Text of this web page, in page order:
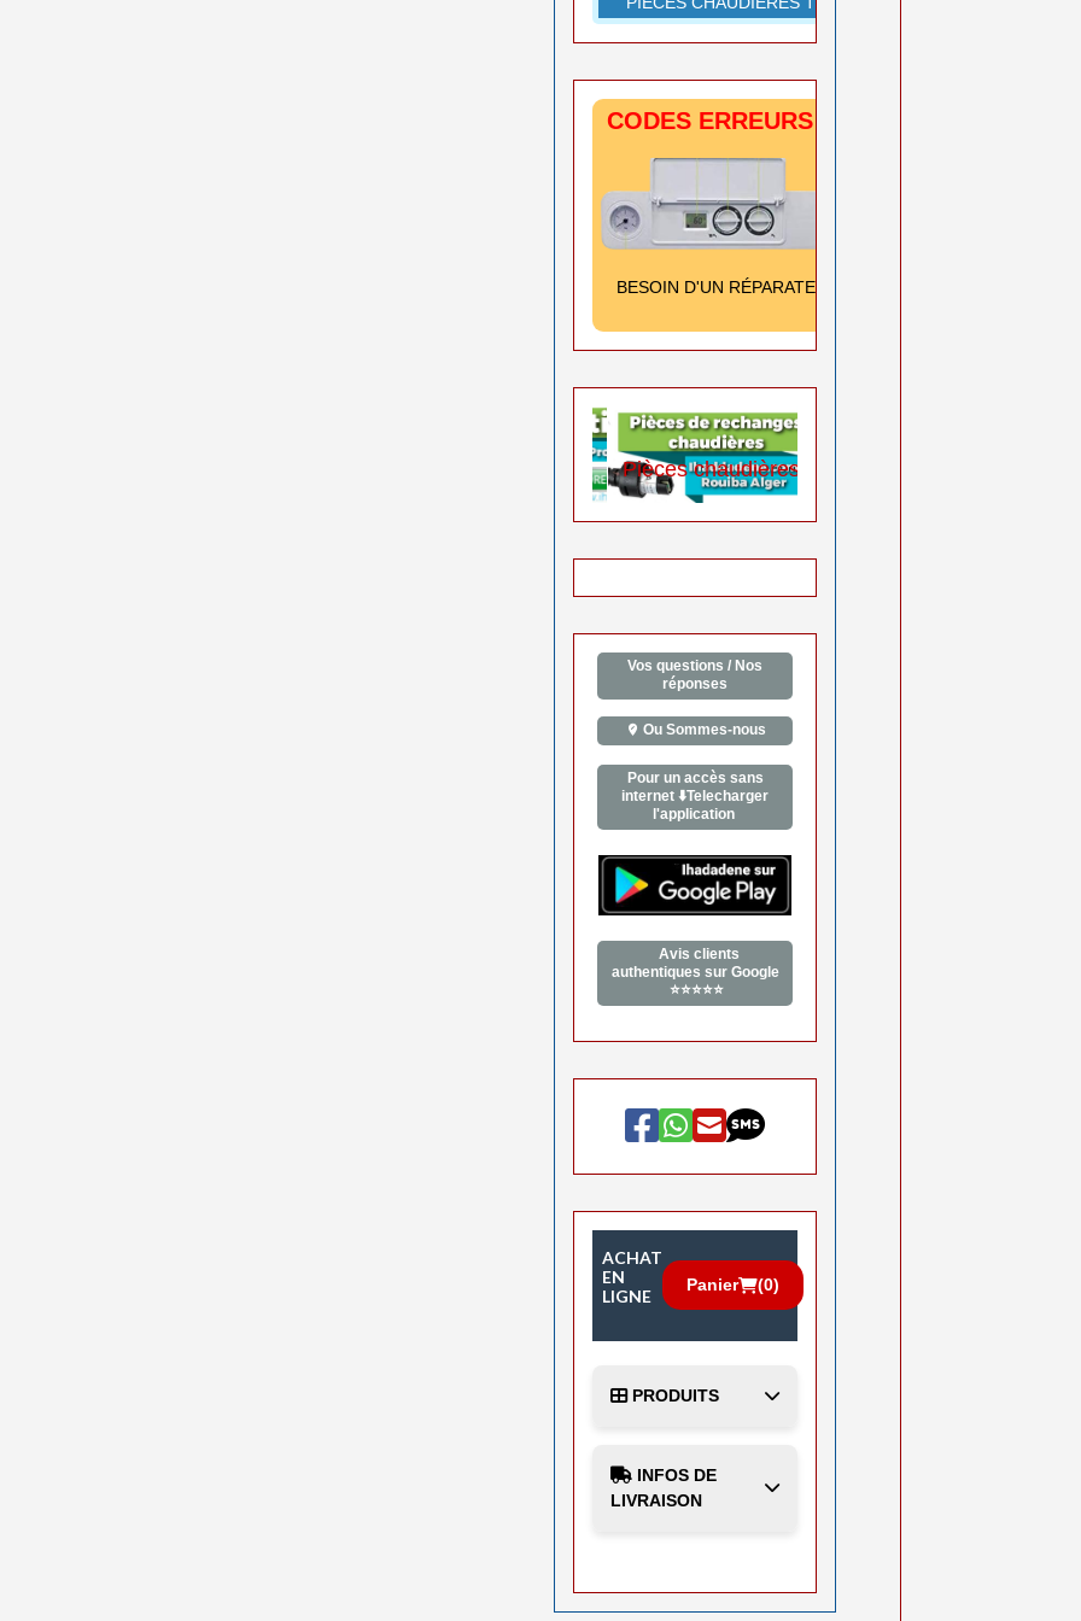
CODES ERREURS CHAUDIÈRES
BESOIN D'UN RÉPARATEUR
Pièces chaudières
Vos questions / Nos
réponses
Ou Sommes-nous
Pour un accès sans
internet ⬇️Telecharger
l'application
Avis clients
authentiques sur Google
⭐⭐⭐⭐⭐
ACHAT
EN
LIGNE
Panier (0)
PRODUITS
INFOS DE
LIVRAISON